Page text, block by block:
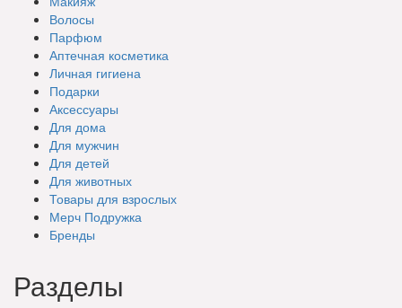
Волосы
Парфюм
Аптечная косметика
Личная гигиена
Подарки
Аксессуары
Для дома
Для мужчин
Для детей
Для животных
Товары для взрослых
Мерч Подружка
Бренды
Разделы